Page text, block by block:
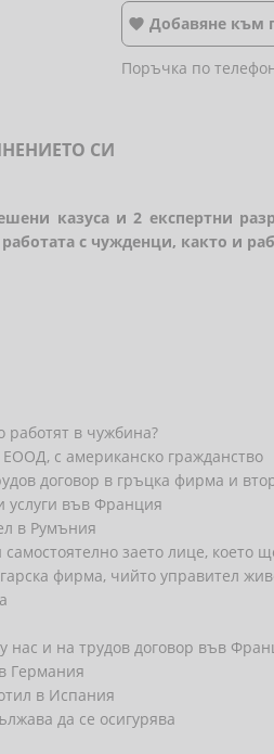
 Добавяне към
Поръчка по
СИ
казуса и 2 експертни
с чужденци, както и
работят в чужбина?
с американско гражданство
договор в гръцка фирма и
във Франция
в Румъния
заето лице,
фирма, чийто управител
нас и на трудов договор във
Германия
в Испания
да се осигурява